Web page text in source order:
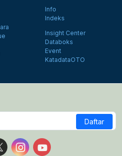
Info
Indeks
Insight Center
Databoks
Event
KatadataOTO
Daftar
us on Facebook
Follow us on X
Follow us on Instagram
Follow us on